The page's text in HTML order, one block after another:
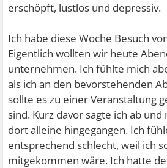
erschöpft, lustlos und depressiv.
Ich habe diese Woche Besuch
Eigentlich wollten wir heute
unternehmen. Ich fühlte mich
als ich an den bevorstehenden
sollte es zu einer Veranstaltung
sind. Kurz davor sagte ich ab
dort alleine hingegangen. Ich
entsprechend schlecht, weil ich
mitgekommen wäre. Ich hatte